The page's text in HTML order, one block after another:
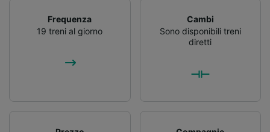
Frequenza
19 treni al giorno
Cambi
Sono disponibili treni
diretti